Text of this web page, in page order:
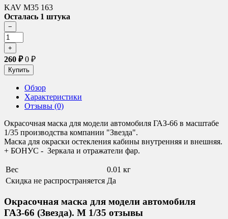
KAV M35 163
Осталась 1 штука
260 ₽0 ₽
Обзор
Характеристики
Отзывы (0)
Окрасочная маска для модели автомобиля ГАЗ-66 в масштабе
1/35 производства компании "Звезда".
Маска для окраски остекления кабины внутренняя и внешняя.
+ БОНУС - Зеркала и отражатели фар.
Вес
0.01 кг
Скидка не распространяется Да
Окрасочная маска для модели автомобиля
ГАЗ-66 (Звезда). М 1/35 отзывы